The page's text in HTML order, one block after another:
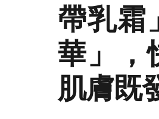
帶乳霜
華」，
肌膚既